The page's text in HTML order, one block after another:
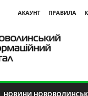
АКАУНТ ПРАВИЛА
НОВИНИ